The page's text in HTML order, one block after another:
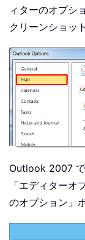
ィターのオプシ
クリーンショッ
Outlook 2007 で
「エディター
のオプション」